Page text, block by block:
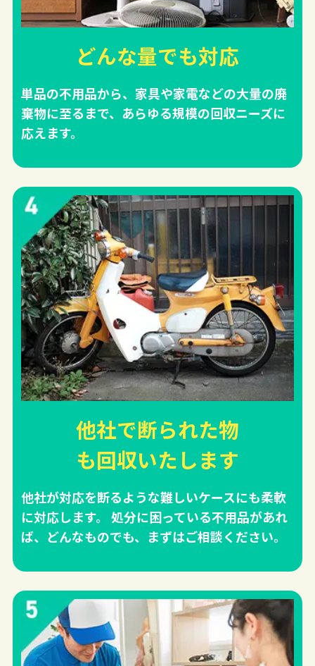
どんな量でも対応
単品の不用品から、家具や家電などの大量の廃
棄物に至るまで、あらゆる規模の回収ニーズに
応えます。
他社で断られた物
も回収いたします
他社が対応を断るような難しいケースにも柔軟
に対応します。 処分に困っている不用品があれ
ば、どんなものでも、まずはご相談ください。